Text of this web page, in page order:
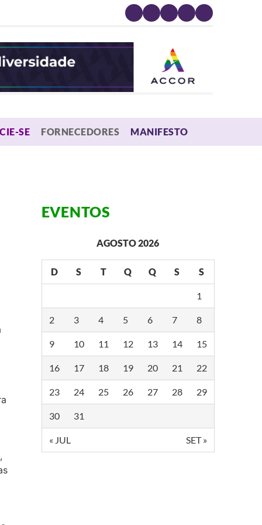
SE FORNECEDORES MANIFESTO
EVENTOS
AGOSTO 2026
D S T Q Q S S
1
2 3 4 5 6 7 8
9 10 11 12 13 14 15
16 17 18 19 20 21 22
23 24 25 26 27 28 29
30 31
« JUL SET »